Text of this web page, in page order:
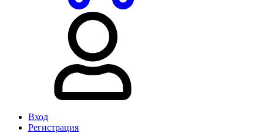
Вход
Регистрация